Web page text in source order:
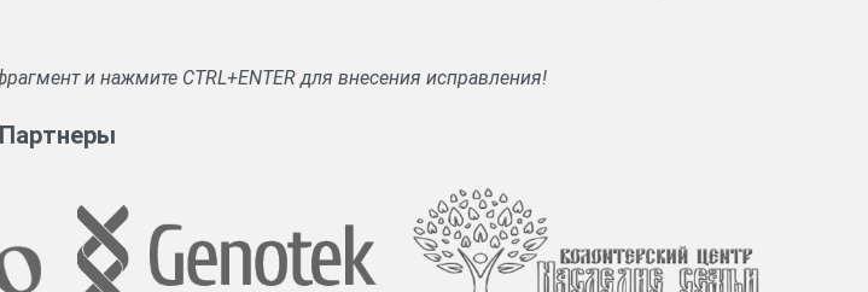
и нажмите CTRL+ENTER для внесения исправления!
Партнеры